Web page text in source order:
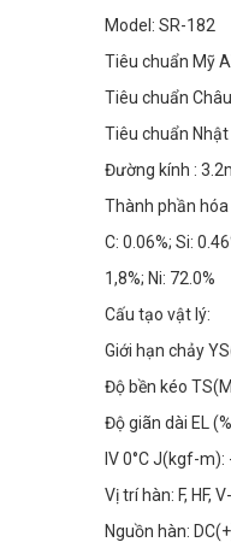
Model: SR-182
Tiêu chuẩn Mỹ
Tiêu chuẩn
Tiêu chuẩn Nhật
Đường kính :
Thành phần hóa
C: 0.06%; Si:
1,8%; Ni: 72.0%
Cấu tạo vật lý:
Giới hạn chảy
Độ bền kéo
Độ giãn dài EL
IV 0°C J(kgf-
Vị trí hàn: F, HF,
Nguồn hàn: